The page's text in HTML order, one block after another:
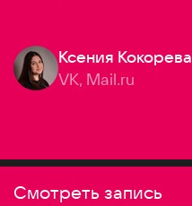
Ксения Кокорева
VK, Mail.ru
Смотреть запись